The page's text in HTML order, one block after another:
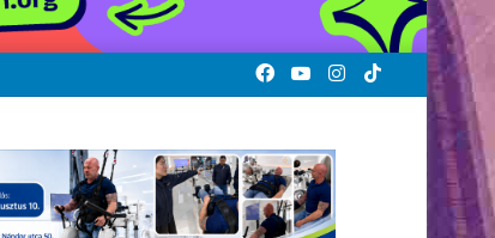
TikTok
Instagram
YouTube
Facebook